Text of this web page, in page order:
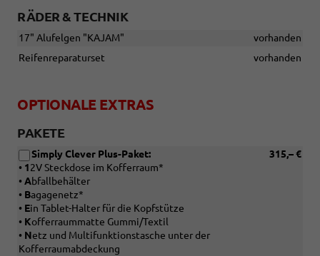
RÄDER & TECHNIK
17" Alufelgen "KAJAM"
vorhanden
Reifenreparaturset
vorhanden
OPTIONALE EXTRAS
PAKETE
315,– €
Simply Clever Plus-Paket:
• 12V Steckdose im Kofferraum*
• Abfallbehälter
• Bagagenetz*
• Ein Tablet-Halter für die Kopfstütze
• Kofferraummatte Gummi/Textil
• Netz und Multifunktionstasche unter der
Kofferraumabdeckung